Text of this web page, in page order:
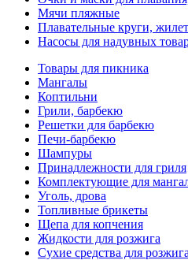
Мячи пляжные
Плавательные круги,
Насосы для надувных
Товары для пикника
Мангалы
Коптильни
Грили, барбекю
Решетки для барбекю
Печи-барбекю
Шампуры
Принадлежности для гриля
Комплектующие для
Уголь, дрова
Топливные брикеты
Щепа для копчения
Жидкости для розжига
Сухие средства для розжига